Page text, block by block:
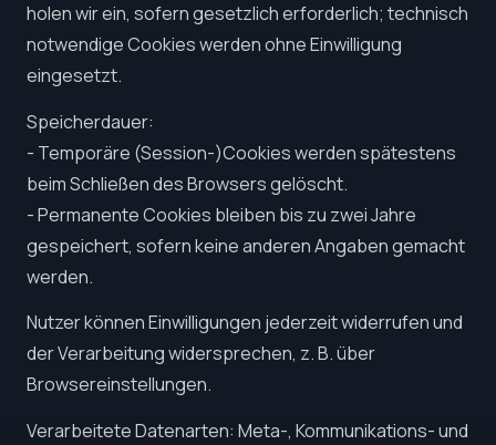
holen wir ein, sofern gesetzlich erforderlich; technisch
notwendige Cookies werden ohne Einwilligung
eingesetzt.
Speicherdauer:
- Temporäre (Session-)Cookies werden spätestens
beim Schließen des Browsers gelöscht.
- Permanente Cookies bleiben bis zu zwei Jahre
gespeichert, sofern keine anderen Angaben gemacht
werden.
Nutzer können Einwilligungen jederzeit widerrufen und
der Verarbeitung widersprechen, z. B. über
Browsereinstellungen.
Verarbeitete Datenarten: Meta-, Kommunikations- und